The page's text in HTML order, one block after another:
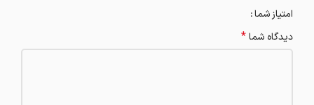
امتیاز شما
دیدگاه شما*